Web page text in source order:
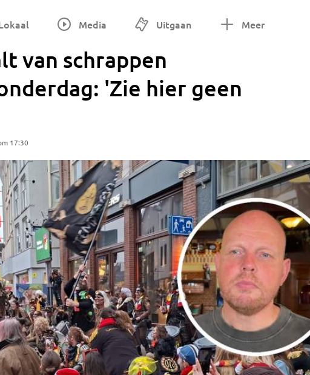
Media Uitgaan Meer
van schrappen
'Zie hier geen
17:30